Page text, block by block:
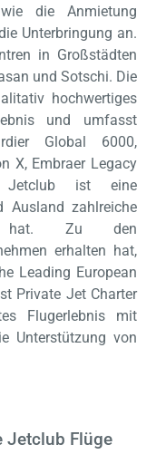
die Anmietung
Unterbringung an.
in Großstädten
und Sotschi. Die
hochwertiges
und umfasst
Global 6000,
X, Embraer Legacy
Jetclub ist eine
Ausland zahlreiche
hat. Zu den
erhalten hat,
Leading European
Private Jet Charter
Flugerlebnis mit
Unterstützung von
Jetclub Flüge